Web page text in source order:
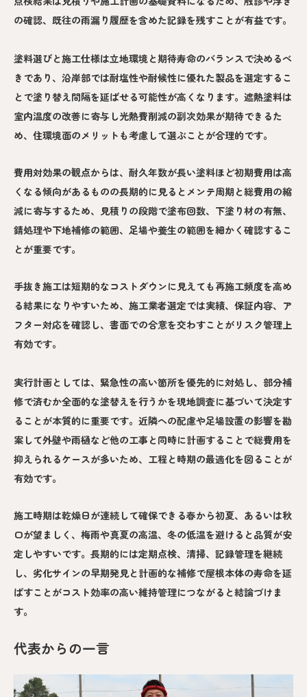
の確認、既往の雨漏り履歴を含めた記録を残すことが有益です。
塗料選びと施工仕様は立地環境と期待寿命のバランスで決めるべ
きであり、沿岸部では耐塩性や耐候性に優れた製品を選定するこ
とで塗り替え間隔を延ばせる可能性が高くなります。遮熱塗料は
室内温度の改善に寄与し光熱費削減の副次効果が期待できるた
め、住環境面のメリットも考慮して選ぶことが合理的です。
費用対効果の観点からは、耐久年数が長い塗料ほど初期費用は高
くなる傾向があるものの長期的に見るとメンテ周期と総費用の縮
減に寄与するため、見積りの段階で塗布回数、下塗り材の有無、
錆処理や下地補修の範囲、足場や養生の範囲を細かく確認するこ
とが重要です。
手抜き施工は短期的なコストダウンに見えても再施工頻度を高め
る結果になりやすいため、施工業者選定では実績、保証内容、ア
フター対応を確認し、書面での合意を交わすことがリスク管理上
有効です。
実行計画としては、緊急性の高い箇所を優先的に対処し、部分補
修で済むか全面的な塗替えを行うかを現地調査に基づいて決定す
ることが本質的に重要です。近隣への配慮や足場設置の影響を勘
案して外壁や雨樋など他の工事と同時に計画することで総費用を
抑えられるケースが多いため、工程と時期の最適化を図ることが
有効です。
施工時期は乾燥日が連続して確保できる春から初夏、あるいは秋
口が望ましく、梅雨や真夏の高温、冬の低温を避けると品質が安
定しやすいです。長期的には定期点検、清掃、記録管理を継続
し、劣化サインの早期発見と計画的な補修で屋根本体の寿命を延
ばすことがコスト効率の高い維持管理につながると結論づけま
す。
代表からの一言